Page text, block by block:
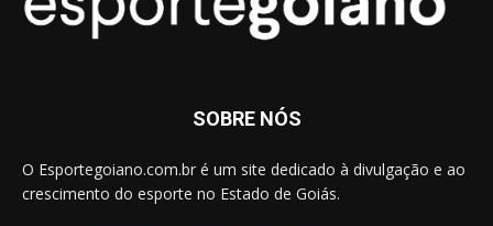
SOBRE NÓS
O Esportegoiano.com.br é um site dedicado à divulgação e ao
crescimento do esporte no Estado de Goiás.